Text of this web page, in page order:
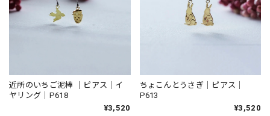
近所のいちご泥棒 ｜ピアス｜イ
ヤリング｜P618
¥3,520
ちょこんとうさぎ｜ピアス｜
P613
¥3,520